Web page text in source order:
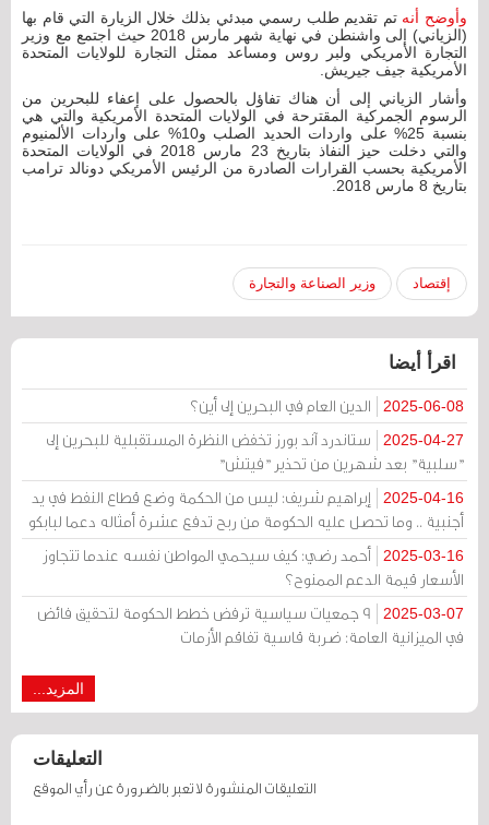
وأوضح أنه تم تقديم طلب رسمي مبدئي بذلك خلال الزيارة التي قام بها
(الزياني) إلى واشنطن في نهاية شهر مارس 2018 حيث اجتمع مع وزير
التجارة الأمريكي ولبر روس ومساعد ممثل التجارة للولايات المتحدة
الأمريكية جيف جيريش.
وأشار الزياني إلى أن هناك تفاؤل بالحصول على إعفاء للبحرين من
الرسوم الجمركية المقترحة في الولايات المتحدة الأمريكية والتي هي
بنسبة 25% على واردات الحديد الصلب و10% على واردات الألمنيوم
والتي دخلت حيز النفاذ بتاريخ 23 مارس 2018 في الولايات المتحدة
الأمريكية بحسب القرارات الصادرة من الرئيس الأمريكي دونالد ترامب
بتاريخ 8 مارس 2018.
إقتصاد وزير الصناعة والتجارة
اقرأ أيضا
2025-06-08 الدين العام في البحرين إلى أين؟
2025-04-27
ستاندرد آند بورز تخفض النظرة المستقبلية للبحرين إلى
"سلبية" بعد شهرين من تحذير "فيتش"
2025-04-16
إبراهيم شريف: ليس من الحكمة وضع قطاع النفط في يد
أجنبية .. وما تحصل عليه الحكومة من ربح تدفع عشرة أمثاله دعما لبابكو
2025-03-16
أحمد رضي: كيف سيحمي المواطن نفسه عندما تتجاوز
الأسعار قيمة الدعم الممنوح؟
2025-03-07
9 جمعيات سياسية ترفض خطط الحكومة لتحقيق فائض
في الميزانية العامة: ضربة قاسية تفاقم الأزمات
المزيد...
التعليقات
التعليقات المنشورة لا تعبر بالضرورة عن رأي الموقع